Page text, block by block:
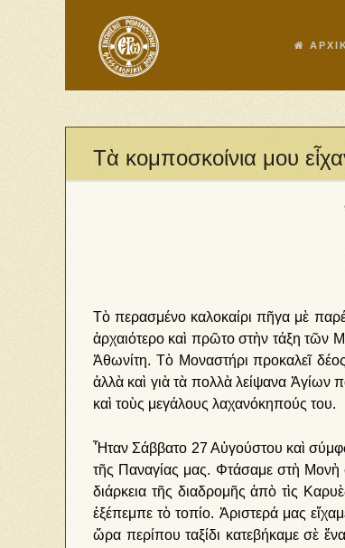
Τὰ κομποσκοίνια μου
Τὸ περασμένο καλοκαίρι πῆγα μὲ
ἀρχαιότερο καὶ πρῶτο στὴν τάξη τῶν
Ἀθωνίτη. Τὸ Μοναστήρι προκαλεῖ
ἀλλὰ καὶ γιὰ τὰ πολλὰ λείψανα Ἁγίων
καὶ τοὺς μεγάλους λαχανόκηπούς του.
Ἦταν Σάββατο 27 Αὐγούστου καὶ
τῆς Παναγίας μας. Φτάσαμε στὴ Μονὴ
διάρκεια τῆς διαδρομῆς ἀπὸ τὶς
ἐξέπεμπε τὸ τοπίο. Ἀριστερά μας
ὥρα περίπου ταξίδι κατεβήκαμε σὲ